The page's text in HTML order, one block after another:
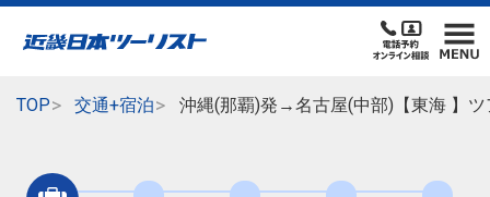
TOP 交通+宿泊 沖縄(那覇)発→名古屋(中部)【東海 】